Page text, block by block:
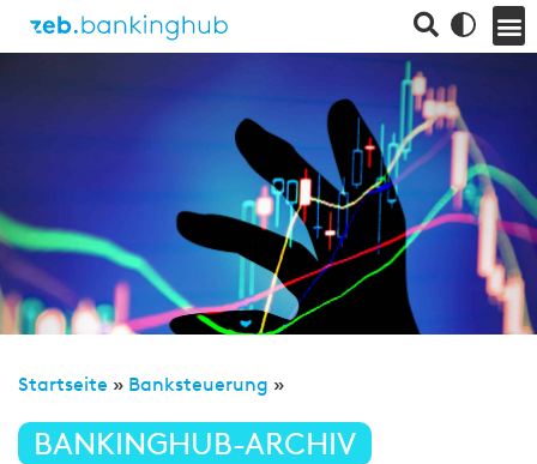
Startseite » Banksteuerung »
BANKINGHUB-ARCHIV